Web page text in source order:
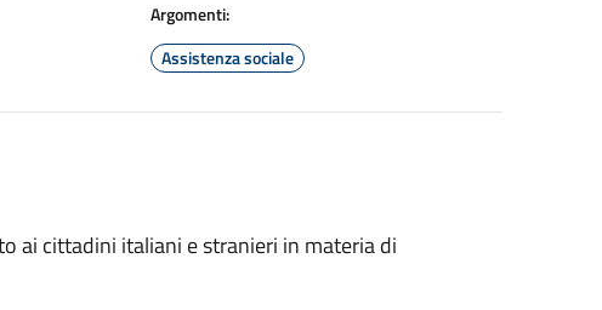
Argomenti:
Assistenza sociale
ai cittadini italiani e stranieri in materia di